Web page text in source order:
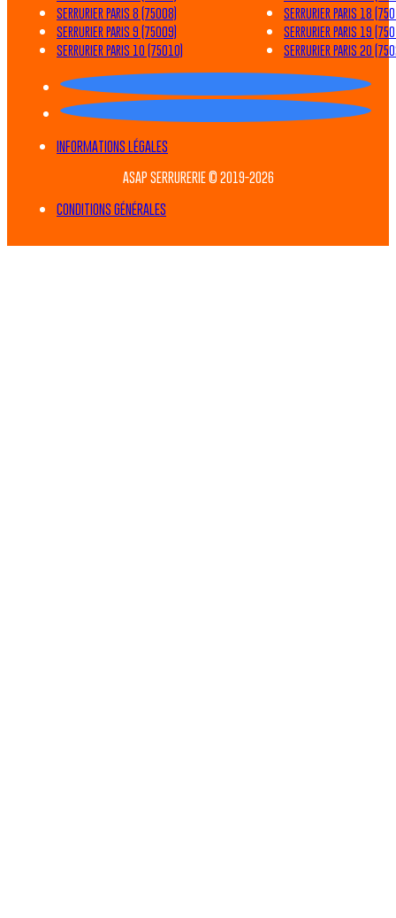
SERRURIER PARIS 8 (75008)
SERRURIER PARIS 9 (75009)
SERRURIER PARIS 10 (75010)
SERRURIER PARIS 18
SERRURIER PARIS 19
SERRURIER PARIS 20
INFORMATIONS LÉGALES
ASAP SERRURERIE © 2019-2026
CONDITIONS GÉNÉRALES